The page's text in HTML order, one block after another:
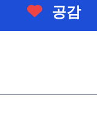
공감